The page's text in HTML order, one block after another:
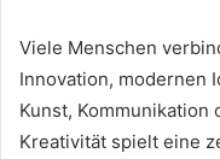
Viele Menschen
Innovation, modernen
Kunst,
Kreativität spielt eine